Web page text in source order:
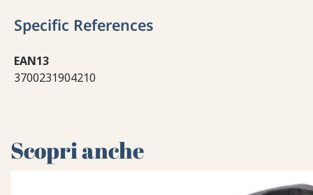
Specific References
EAN13
3700231904210
Scopri anche